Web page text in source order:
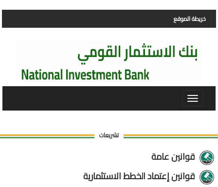
خريطة الموقع
Toggle
تشريعات
قوانين عامة
قوانين إعتماد الخطط الاستثمارية